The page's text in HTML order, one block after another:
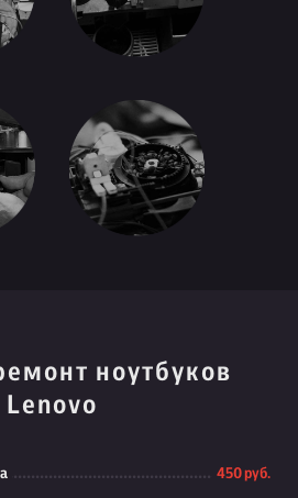
ноутбуков
Lenovo
450 руб.